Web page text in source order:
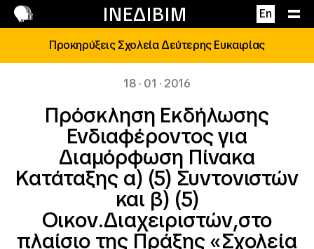
ΙΝΕΔΙΒΙΜ En
Επικοινωνία
Προκηρύξεις Σχολεία Δεύτερης Ευκαιρίας
18 · 01 · 2016
Πρόσκληση Εκδήλωσης
Ενδιαφέροντος για
Διαμόρφωση Πίνακα
Κατάταξης α) (5) Συντονιστών
και β) (5)
Οικον.Διαχειριστών,στο
πλαίσιο της Πράξης «Σχολεία